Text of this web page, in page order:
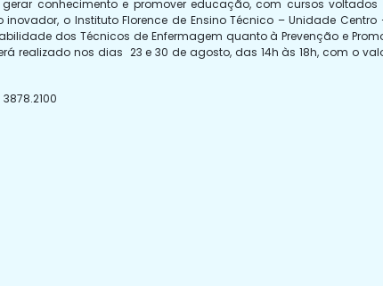
conhecimento e promover educação, com cursos
o Instituto Florence de Ensino Técnico – Unidade Centro
dos Técnicos de Enfermagem quanto à Prevenção e
realizado nos dias 23 e 30 de agosto, das 14h às 18h, com o